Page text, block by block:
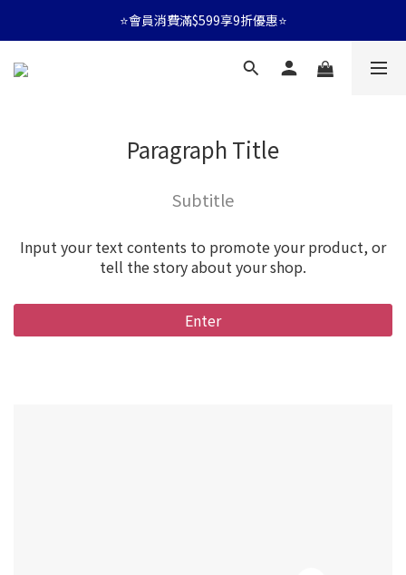
⭐會員消費滿$599享9折優惠⭐
⭐會員消費滿$599享9折優惠⭐
🚛消費滿$599 全店享免運🚛
Paragraph Title
Subtitle
Input your text contents to promote your product, or
tell the story about your shop.
Enter